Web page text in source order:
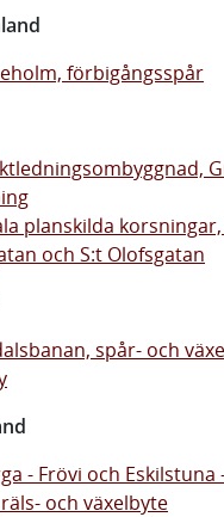
förbigångsspår
planskilda korsningar,
och S:t Olofsgatan
spår- och
- Frövi och Eskilstuna
och växelbyte